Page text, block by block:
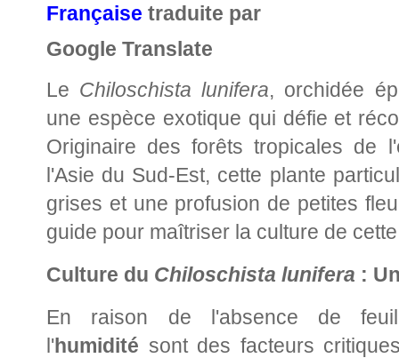
Française traduite par
Google Translate
Le Chiloschista lunifera, orchidée
une espèce exotique qui défie et
Originaire des forêts tropicales de
l'Asie du Sud-Est, cette plante
grises et une profusion de petites
guide pour maîtriser la culture de
Culture du Chiloschista lunifera :
En raison de l'absence de
l'humidité sont des facteurs